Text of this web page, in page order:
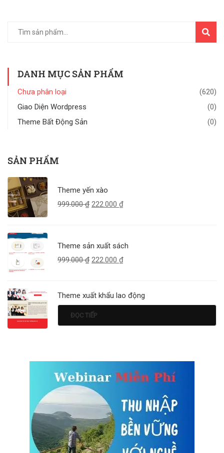
TÌM
DANH MỤC SẢN PHẨM
Chưa phân loại
(620)
Giao Diện Wordpress
(0)
Theme Bất Động Sản
(0)
SẢN PHẨM
Theme yến xào
999.000₫ 222.000 ₫
Theme sản xuất sách
999.000₫ 222.000 ₫
Theme xuất khẩu lao động
ĐỌC TIẾP